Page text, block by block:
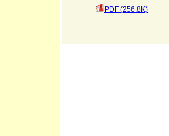
PDF (256.8K)